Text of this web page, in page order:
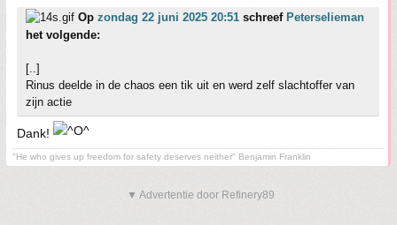
Op zondag 22 juni 2025 20:51 schreef Peterselieman
het volgende:
[..]
Rinus deelde in de chaos een tik uit en werd zelf slachtoffer van
zijn actie
Dank!
"He who gives up freedom for safety deserves neither" Benjamin Franklin
▼ Advertentie door Refinery89